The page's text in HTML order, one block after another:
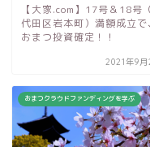
【大家.com】17号＆18号
代田区岩本町）満額成立で
おまつ投資確定！！
2021年9月
おまつクラウドファンディングを学ぶ